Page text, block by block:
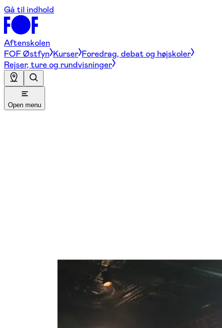
Gå til indhold
Aftenskolen
FOF Østfyn Kurser Foredrag, debat og højskoler
Rejser, ture og rundvisninger
Open menu